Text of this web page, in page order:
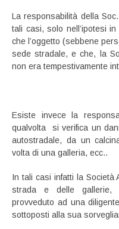
La responsabilità della
tali casi, solo nell’ipotesi
che l’oggetto (sebbene
sede stradale, e che, la
non era tempestivamente
Esiste invece la
qualvolta si verifica un
autostradale, da un
volta di una galleria, ecc..
In tali casi infatti la Società
strada e delle gallerie,
provveduto ad una
sottoposti alla sua